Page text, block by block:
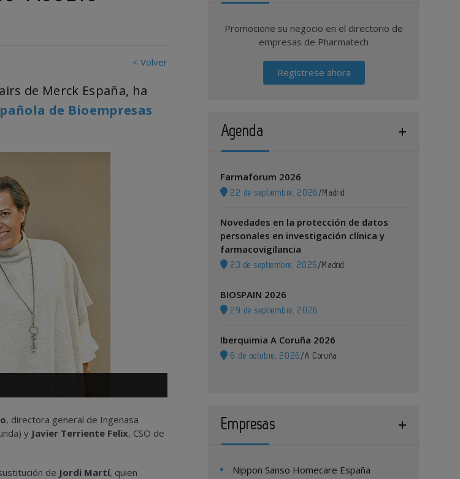
< Volver
de Merck España, ha
de Bioempresas
, directora general de Ingenasa
y Javier Terriente Felix, CSO de
de Jordi Martí, quien
Promocione su negocio en el directorio de
empresas de Pharmatech
Regístrese ahora
Agenda
Farmaforum 2026
22 de septiembre, 2026 / Madrid
Novedades en la protección de datos
personales en investigación clínica y
farmacovigilancia
23 de septiembre, 2026 / Madrid
BIOSPAIN 2026
29 de septiembre, 2026
Iberquimia A Coruña 2026
6 de octubre, 2026 /A Coruña
Empresas
Nippon Sanso Homecare España